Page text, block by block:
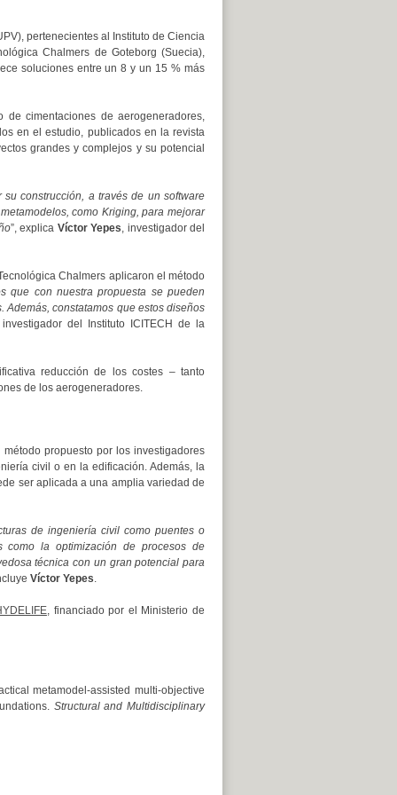
volumen.
pertenecientes al Instituto de Ciencia
Chalmers de Goteborg (Suecia),
soluciones entre un 8 y un 15 % más
cimentaciones de aerogeneradores,
en el estudio, publicados en la revista
grandes y complejos y su potencial
construcción, a través de un software
como Kriging, para mejorar
”, explica Víctor Yepes, investigador del
Chalmers aplicaron el método
que con nuestra propuesta se pueden
constatamos que estos diseños
del Instituto ICITECH de la
reducción de los costes – tanto
de los aerogeneradores.
propuesto por los investigadores
civil o en la edificación. Además, la
ser aplicada a una amplia variedad de
de ingeniería civil como puentes o
como la optimización de procesos de
técnica con un gran potencial para
Víctor Yepes.
, financiado por el Ministerio de
metamodel-assisted multi-objective
Structural and Multidisciplinary